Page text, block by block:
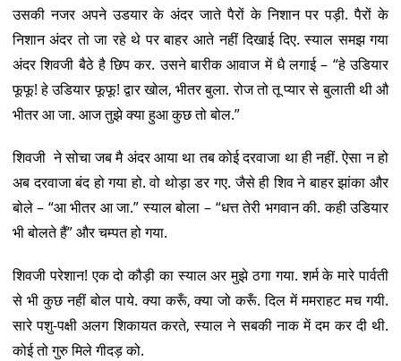
उसकी नजर अपने उडयार के अंदर जाते पैरों के निशान पर पड़ी. पैरों के
निशान अंदर तो जा रहे थे पर बाहर आते नहीं दिखाई दिए. स्याल समझ गया
अंदर शिवजी बैठे है छिप कर. उसने बारीक आवाज में धै लगाई – “हे उडियार
फूफू! हे उडियार फूफू! द्वार खोल, भीतर बुला. रोज तो तू प्यार से बुलाती थी औ
भीतर आ जा. आज तुझे क्या हुआ कुछ तो बोल.”
शिवजी ने सोचा जब मै अंदर आया था तब कोई दरवाजा था ही नहीं. ऐसा न हो
अब दरवाजा बंद हो गया हो. वो थोड़ा डर गए. जैसे ही शिव ने बाहर झांका और
बोले – “आ भीतर आ जा.” स्याल बोला – “धत्त तेरी भगवान की. कही उडियार
भी बोलते हैं” और चम्पत हो गया.
शिवजी परेशान! एक दो कौड़ी का स्याल अर मुझे ठगा गया. शर्म के मारे पार्वती
से भी कुछ नहीं बोल पाये. क्या करूँ, क्या जो करूँ. दिल में ममराहट मच गयी.
सारे पशु-पक्षी अलग शिकायत करते, स्याल ने सबकी नाक में दम कर दी थी.
कोई तो गुरु मिले गीदड़ को.